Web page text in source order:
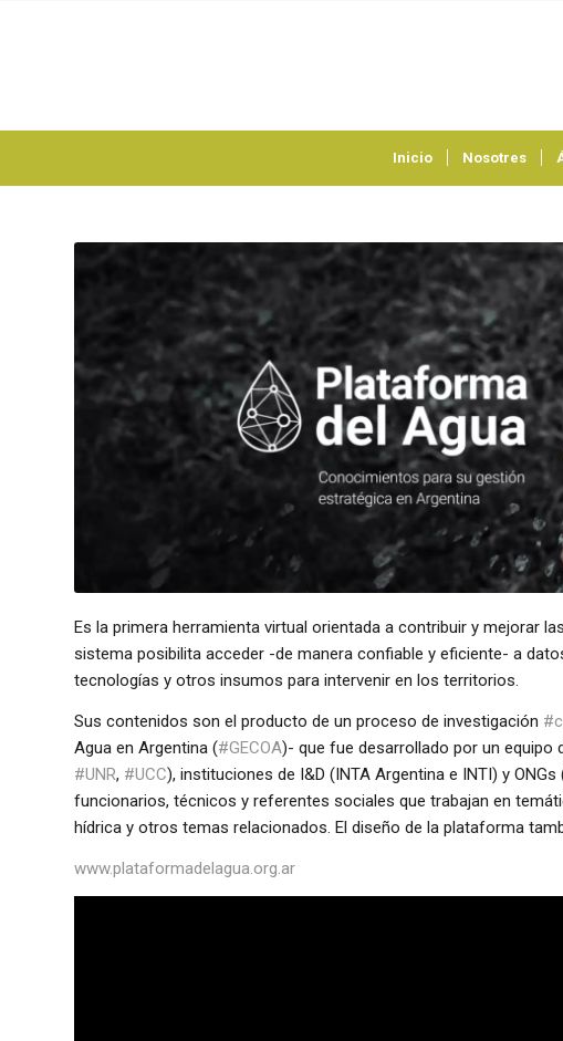
Inicio Nosotres
Es la primera herramienta virtual orientada a contribuir y mejorar
sistema posibilita acceder -de manera confiable y eficiente- a
tecnologías y otros insumos para intervenir en los territorios.
Sus contenidos son el producto de un proceso de investigación
Agua en Argentina (#GECOA)- que fue desarrollado por un equipo
#UNR, #UCC), instituciones de I&D (INTA Argentina e INTI) y
funcionarios, técnicos y referentes sociales que trabajan en
hídrica y otros temas relacionados. El diseño de la plataforma
www.plataformadelagua.org.ar